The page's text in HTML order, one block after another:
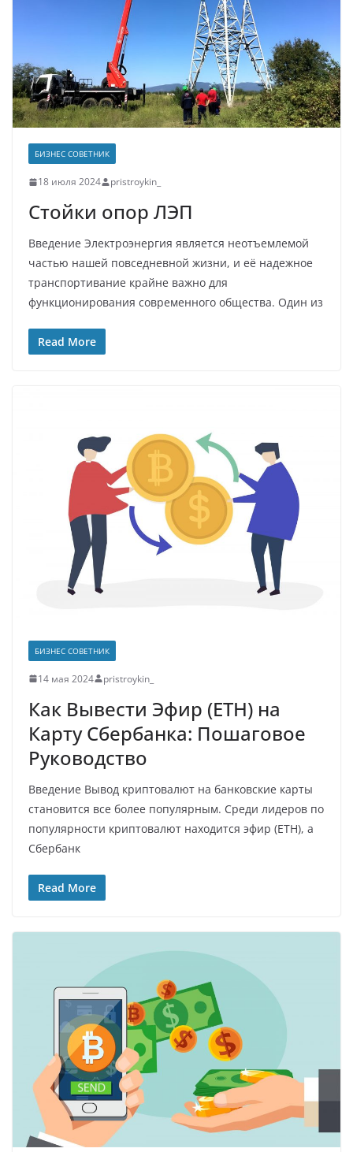
БИЗНЕС СОВЕТНИК
18 июля 2024 pristroykin_
Стойки опор ЛЭП
Введение Электроэнергия является неотъемлемой
частью нашей повседневной жизни, и её надежное
транспортивание крайне важно для
функционирования современного общества. Один из
Read More
БИЗНЕС СОВЕТНИК
14 мая 2024 pristroykin_
Как Вывести Эфир (ETH) на
Карту Сбербанка: Пошаговое
Руководство
Введение Вывод криптовалют на банковские карты
становится все более популярным. Среди лидеров по
популярности криптовалют находится эфир (ETH), а
Сбербанк
Read More